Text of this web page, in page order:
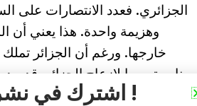
الجزائري. فعدد الانتصارات على
وهزيمة واحدة. هذا يعني أن
خارجها. ورغم أن الجزائر
مناسبة سببا لإزعاج الجزائر. قد
اشترك في نشرتنا الإخبارية !